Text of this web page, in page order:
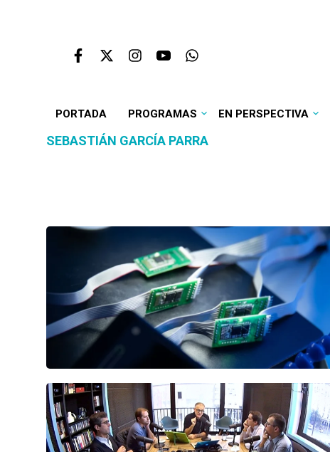
PORTADA PROGRAMAS EN PERSPECTIVA
SEBASTIÁN GARCÍA PARRA